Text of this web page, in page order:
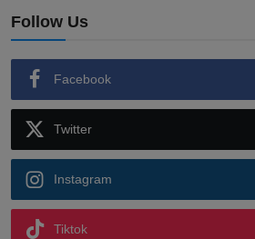
Follow Us
Facebook
Twitter
Instagram
Tiktok